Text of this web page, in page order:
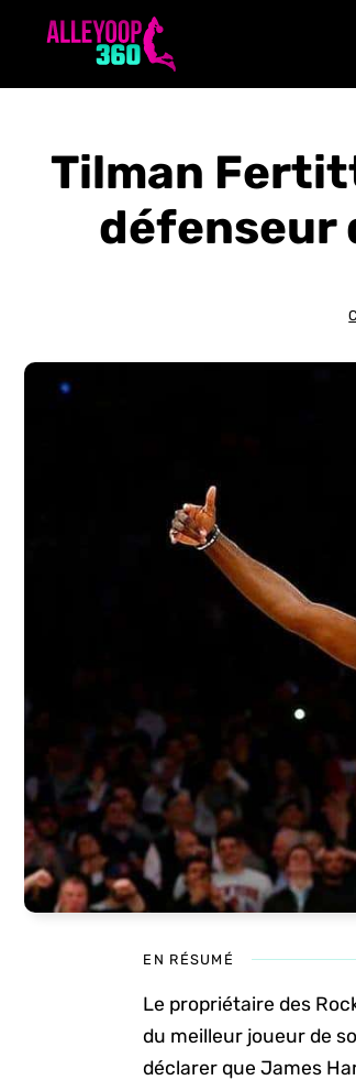
Tilman
défenseur
EN RÉSUMÉ
Le propriétaire des
du meilleur joueur de
déclarer que James